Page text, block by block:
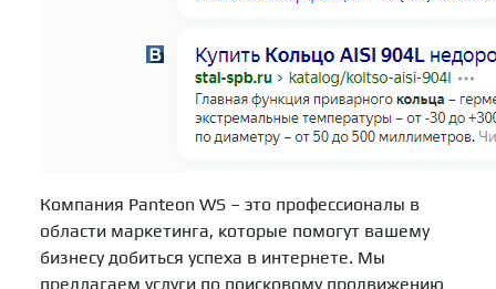
Компания Panteon WS – это профессионалы в
области маркетинга, которые помогут вашему
бизнесу добиться успеха в интернете. Мы
предлагаем услуги по поисковому продвижению